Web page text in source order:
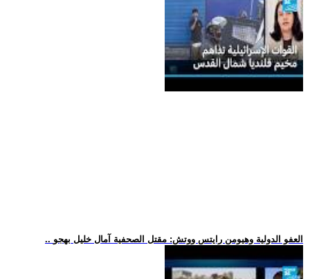
.. العفو الدولية وهيومن رايتس ووتش: مقتل الصحفية آمال خليل بهجو